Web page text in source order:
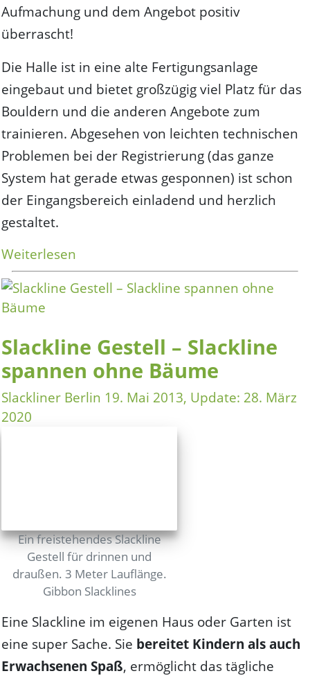
Aufmachung und dem Angebot positiv
überrascht!
Die Halle ist in eine alte Fertigungsanlage
eingebaut und bietet großzügig viel Platz für das
Bouldern und die anderen Angebote zum
trainieren. Abgesehen von leichten technischen
Problemen bei der Registrierung (das ganze
System hat gerade etwas gesponnen) ist schon
der Eingangsbereich einladend und herzlich
gestaltet.
Weiterlesen
Köln
–
und
Bouldern“
Slackline Gestell – Slackline
spannen ohne Bäume
Slackliner Berlin 19. Mai 2013, Update: 28. März
2020
Ein freistehendes Slackline
Gestell für drinnen und
draußen. 3 Meter Lauflänge.
Gibbon Slacklines
Eine Slackline im eigenen Haus oder Garten ist
eine super Sache. Sie bereitet Kindern als auch
Erwachsenen Spaß, ermöglicht das tägliche